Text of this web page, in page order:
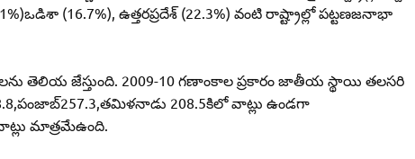
(16.7%), ఉత్తరప్రదేశ్‌ (22.3%) వంటి రాష్ట్రాల్లో పట్టణజనాభా
తెలియ జేస్తుంది. 2009-10 గణాంకాల ప్రకారం జాతీయ స్థాయి తలసరి
208.5కిలో వాట్లు ఉండగా
మాత్రమేఉంది.